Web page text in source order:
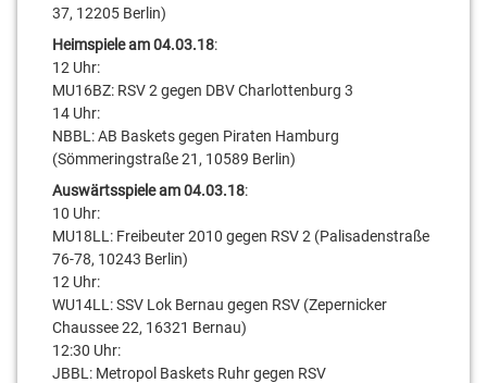
37, 12205 Berlin)
Heimspiele am 04.03.18:
12 Uhr:
MU16BZ: RSV 2 gegen DBV Charlottenburg 3
14 Uhr:
NBBL: AB Baskets gegen Piraten Hamburg
(Sömmeringstraße 21, 10589 Berlin)
Auswärtsspiele am 04.03.18:
10 Uhr:
MU18LL: Freibeuter 2010 gegen RSV 2 (Palisadenstraße
76-78, 10243 Berlin)
12 Uhr:
WU14LL: SSV Lok Bernau gegen RSV (Zepernicker
Chaussee 22, 16321 Bernau)
12:30 Uhr:
JBBL: Metropol Baskets Ruhr gegen RSV